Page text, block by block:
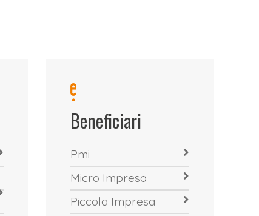
Beneficiari
Pmi
Micro Impresa
Piccola Impresa